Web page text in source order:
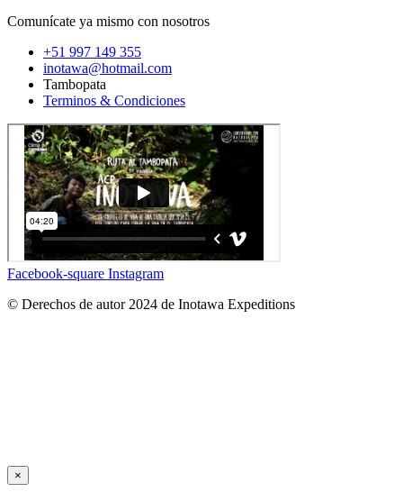
Comunícate ya mismo con nosotros
+51 997 149 355
inotawa@hotmail.com
Tambopata
Terminos & Condiciones
Facebook-square Instagram
© Derechos de autor 2024 de Inotawa Expeditions
×